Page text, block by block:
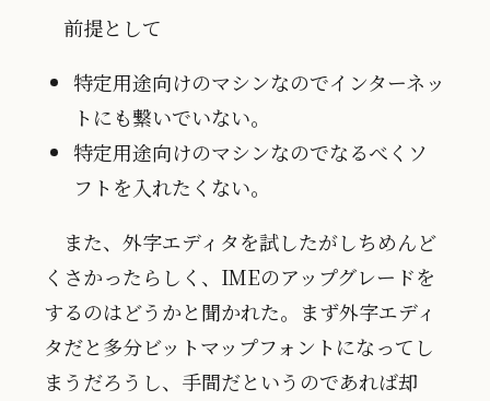
前提として
特定用途向けのマシンなのでインターネッ
トにも繋いでいない。
特定用途向けのマシンなのでなるべくソ
フトを入れたくない。
また、外字エディタを試したがしちめんど
くさかったらしく、IMEのアップグレードを
するのはどうかと聞かれた。まず外字エディ
タだと多分ビットマップフォントになってし
まうだろうし、手間だというのであれば却